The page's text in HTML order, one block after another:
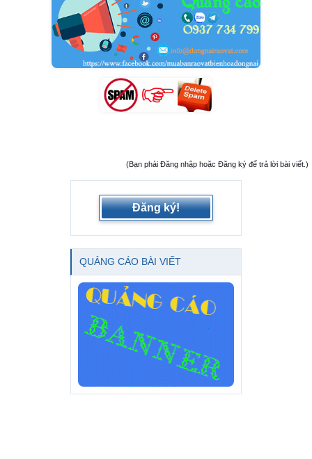
(Bạn phải Đăng nhập hoặc Đăng ký để trả lời bài viết.)
Đăng ký!
QUẢNG CÁO BÀI VIẾT